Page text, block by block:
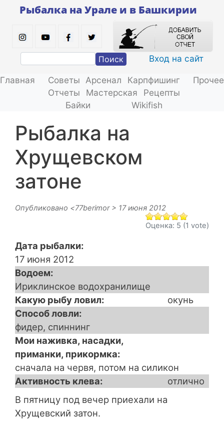
Перейти
основному
содержанию
Рыбалка на Урале и в Башкирии
Поиск Вход на сайт
Главная Советы Арсенал
Карпфишинг
Отчеты
Мастерская
Рецепты
Байки
Wikifish
Прочее
Рыбалка на
Хрущевском
затоне
Опубликовано <77berimor> 17 июня 2012
Оценка: 5 (1 vote)
Дата рыбалки
17 июня 2012
Водоем
Ириклинское водохранилище
Какую рыбу ловил
окунь
Способ ловли
фидер, спиннинг
Мои наживка, насадки,
приманки, прикормка
сначала на червя, потом на силикон
Активность клева
отлично
В пятницу под вечер приехали на
Хрущевский затон.